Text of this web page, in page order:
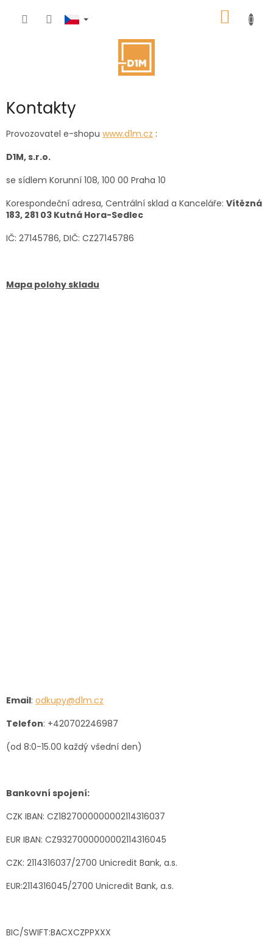
KOŠÍK
Kontakty
Provozovatel e-shopu www.d1m.cz :
D1M, s.r.o.
se sídlem Korunní 108, 100 00 Praha 10
Korespondeční adresa, Centrální sklad a Kanceláře: Vítězná
183, 281 03 Kutná Hora-Sedlec
IČ: 27145786, DIČ: CZ27145786
Mapa polohy skladu
Email: odkupy@d1m.cz
Telefon: +420702246987
(od 8:0-15.00 každý všední den)
Bankovní spojení:
CZK IBAN: CZ1827000000002114316037
EUR IBAN: CZ9327000000002114316045
CZK: 2114316037/2700 Unicredit Bank, a.s.
EUR:2114316045/2700 Unicredit Bank, a.s.
BIC/SWIFT:BACXCZPPXXX